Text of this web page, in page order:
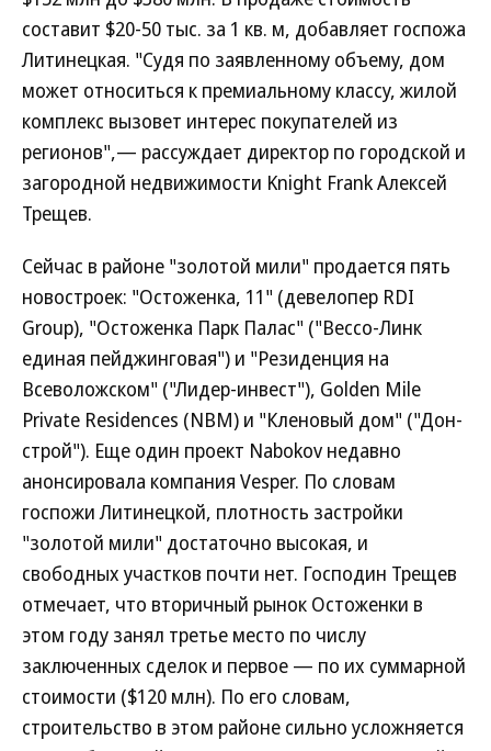
составит $20-50 тыс. за 1 кв. м, добавляет госпожа
Литинецкая. "Судя по заявленному объему, дом
может относиться к премиальному классу, жилой
комплекс вызовет интерес покупателей из
регионов",— рассуждает директор по городской и
загородной недвижимости Knight Frank Алексей
Трещев.
Сейчас в районе "золотой мили" продается пять
новостроек: "Остоженка, 11" (девелопер RDI
Group), "Остоженка Парк Палас" ("Вессо-Линк
единая пейджинговая") и "Резиденция на
Всеволожском" ("Лидер-инвест"), Golden Mile
Private Residences (NBM) и "Кленовый дом" ("Дон-
строй"). Еще один проект Nabokov недавно
анонсировала компания Vesper. По словам
госпожи Литинецкой, плотность застройки
"золотой мили" достаточно высокая, и
свободных участков почти нет. Господин Трещев
отмечает, что вторичный рынок Остоженки в
этом году занял третье место по числу
заключенных сделок и первое — по их суммарной
стоимости ($120 млн). По его словам,
строительство в этом районе сильно усложняется